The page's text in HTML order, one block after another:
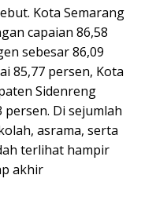
Kota Semarang
capaian 86,58
sebesar 86,09
85,77 persen, Kota
Sidenreng
persen. Di sejumlah
asrama, serta
terlihat hampir
akhir